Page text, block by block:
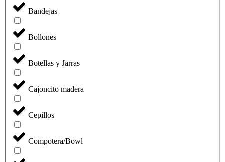
Bandejas
Bollones
Botellas y Jarras
Cajoncito madera
Cepillos
Compotera/Bowl